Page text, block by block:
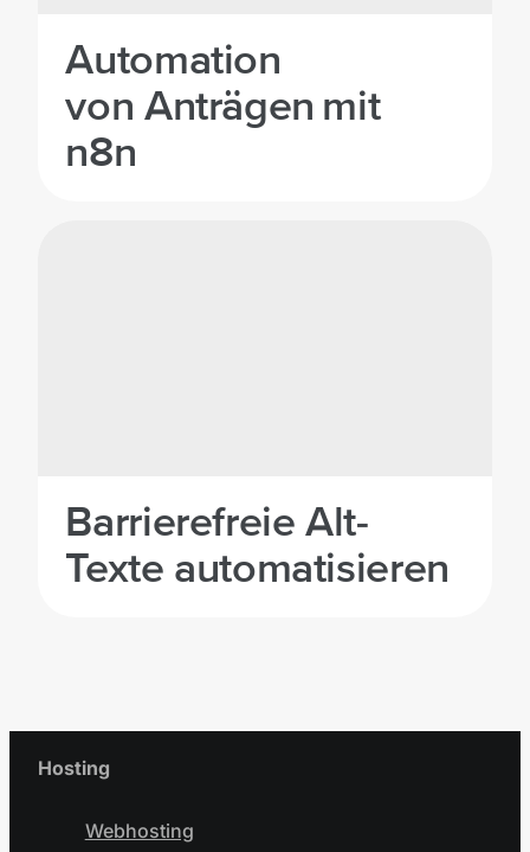
Automation
von Anträgen mit
n8n
Barrierefreie Alt-
Texte automatisieren
Hosting
Webhosting